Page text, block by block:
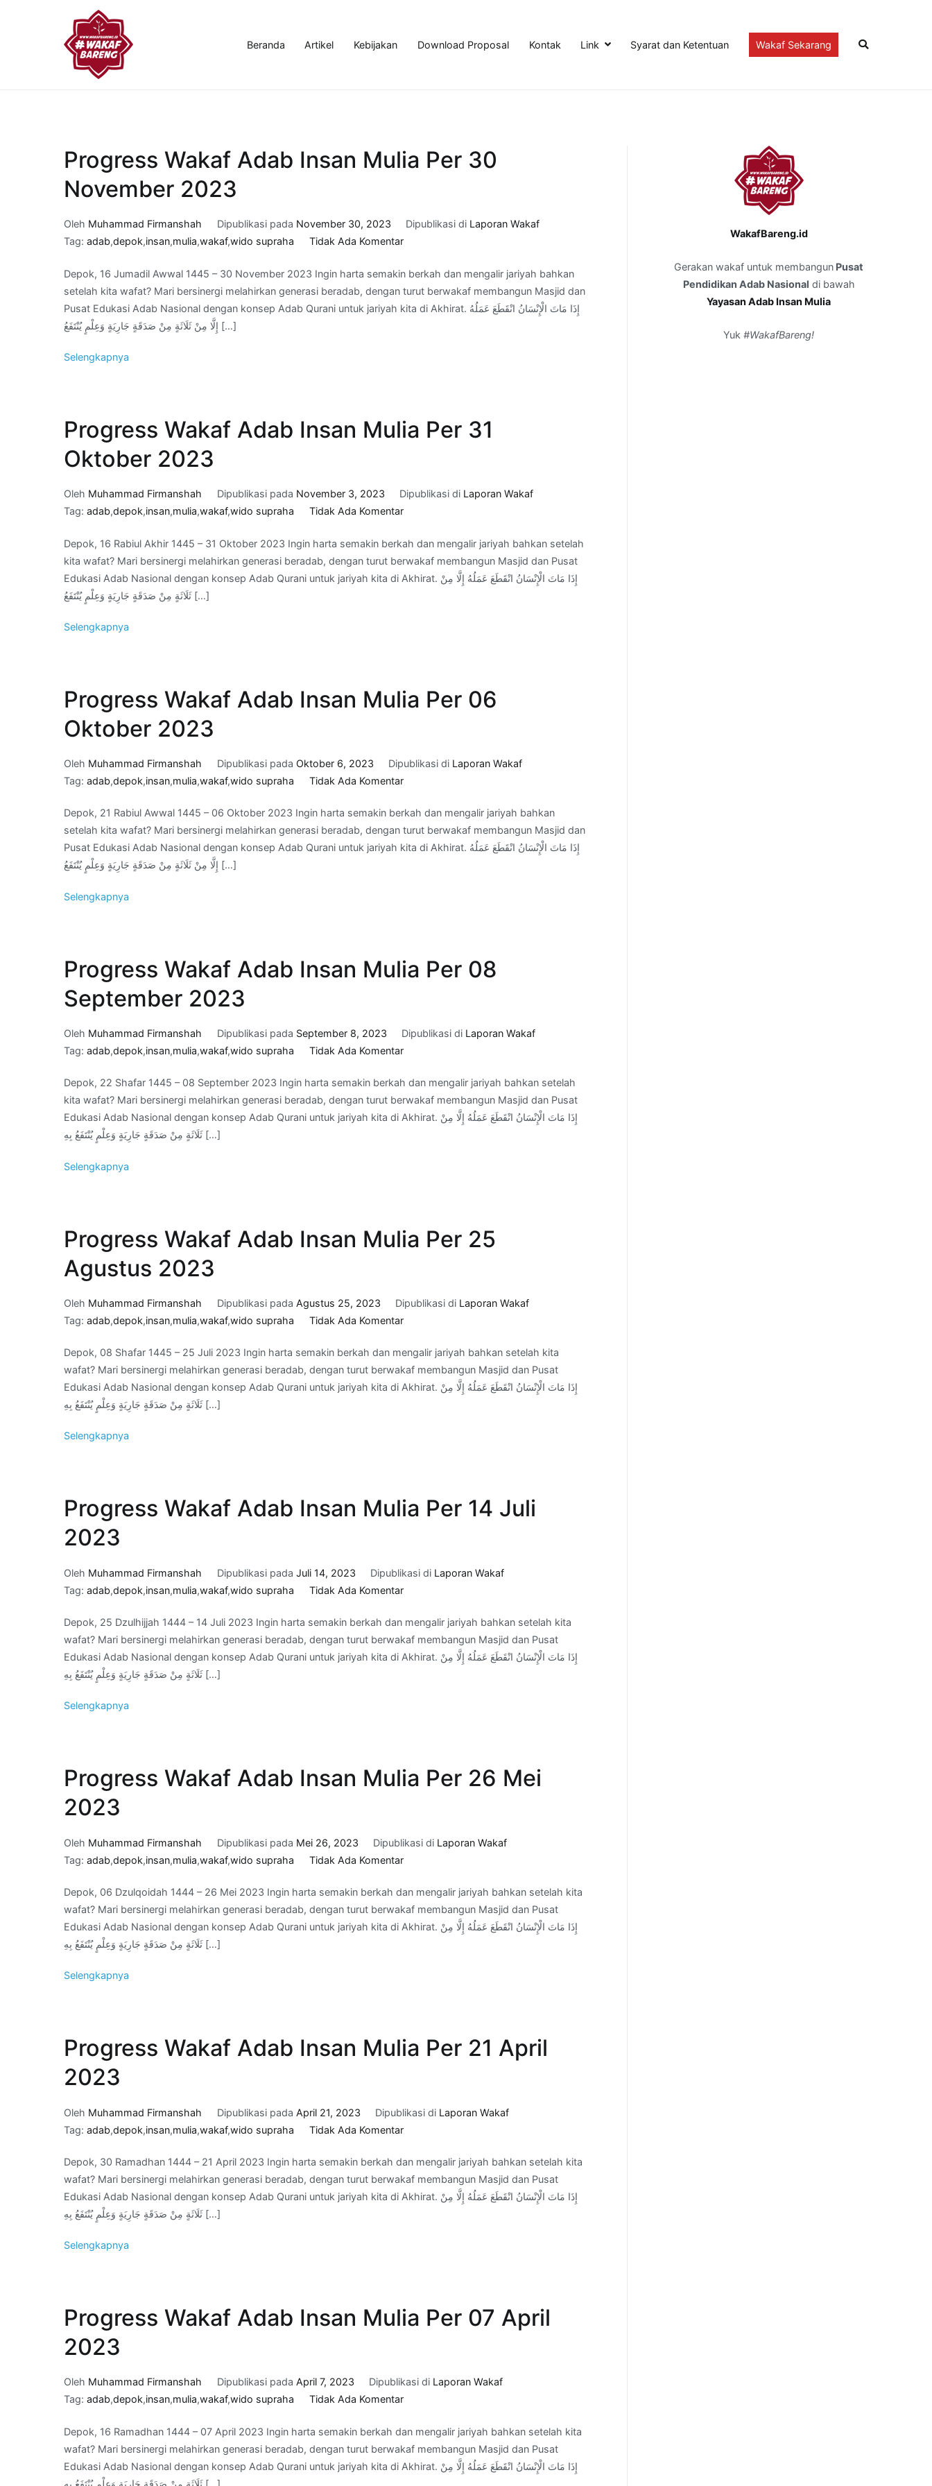
Pusat Pendidikan Adab Nasional
Beranda Artikel Kebijakan Download Proposal Kontak Link Syarat dan Ketentuan Wakaf Sekarang
Progress Wakaf Adab Insan Mulia Per 30
November 2023
Oleh Muhammad Firmanshah Dipublikasi pada November 30, 2023 Dipublikasi di Laporan Wakaf
Tag: adab,depok,insan,mulia,wakaf,wido supraha Tidak Ada Komentarpada
Wakaf
Adab
Insan
Depok, 16 Jumadil Awwal 1445 – 30 November 2023 Ingin harta semakin berkah dan mengalir jariyah bahkan
setelah kita wafat? Mari bersinergi melahirkan generasi beradab, dengan turut berwakaf membangun Masjid dan
Pusat Edukasi Adab Nasional dengan konsep Adab Qurani untuk jariyah kita di Akhirat. إِذَا مَاتَ الْإِنْسَانُ انْقَطَعَ عَمَلُهُ
إِلَّا مِنْ ثَلَاثَةٍ مِنْ صَدَقَةٍ جَارِيَةٍ وَعِلْمٍ يُنْتَفَعُ […]
Selengkapnya
Progress Wakaf Adab Insan Mulia Per 31
Oktober 2023
Oleh Muhammad Firmanshah Dipublikasi pada November 3, 2023 Dipublikasi di Laporan Wakaf
Tag: adab,depok,insan,mulia,wakaf,wido supraha Tidak Ada Komentarpada
Wakaf
Adab
Insan
Depok, 16 Rabiul Akhir 1445 – 31 Oktober 2023 Ingin harta semakin berkah dan mengalir jariyah bahkan setelah
kita wafat? Mari bersinergi melahirkan generasi beradab, dengan turut berwakaf membangun Masjid dan Pusat
Edukasi Adab Nasional dengan konsep Adab Qurani untuk jariyah kita di Akhirat. إِذَا مَاتَ الْإِنْسَانُ انْقَطَعَ عَمَلُهُ إِلَّا مِنْ
ثَلَاثَةٍ مِنْ صَدَقَةٍ جَارِيَةٍ وَعِلْمٍ يُنْتَفَعُ […]
Selengkapnya
Progress Wakaf Adab Insan Mulia Per 06
Oktober 2023
Oleh Muhammad Firmanshah Dipublikasi pada Oktober 6, 2023 Dipublikasi di Laporan Wakaf
Tag: adab,depok,insan,mulia,wakaf,wido supraha Tidak Ada Komentarpada
Wakaf
Adab
Insan
Depok, 21 Rabiul Awwal 1445 – 06 Oktober 2023 Ingin harta semakin berkah dan mengalir jariyah bahkan
setelah kita wafat? Mari bersinergi melahirkan generasi beradab, dengan turut berwakaf membangun Masjid dan
Pusat Edukasi Adab Nasional dengan konsep Adab Qurani untuk jariyah kita di Akhirat. إِذَا مَاتَ الْإِنْسَانُ انْقَطَعَ عَمَلُهُ
إِلَّا مِنْ ثَلَاثَةٍ مِنْ صَدَقَةٍ جَارِيَةٍ وَعِلْمٍ يُنْتَفَعُ […]
Selengkapnya
Progress Wakaf Adab Insan Mulia Per 08
September 2023
Oleh Muhammad Firmanshah Dipublikasi pada September 8, 2023 Dipublikasi di Laporan Wakaf
Tag: adab,depok,insan,mulia,wakaf,wido supraha Tidak Ada Komentarpada
Wakaf
Adab
Insan
Depok, 22 Shafar 1445 – 08 September 2023 Ingin harta semakin berkah dan mengalir jariyah bahkan setelah
kita wafat? Mari bersinergi melahirkan generasi beradab, dengan turut berwakaf membangun Masjid dan Pusat
Edukasi Adab Nasional dengan konsep Adab Qurani untuk jariyah kita di Akhirat. إِذَا مَاتَ الْإِنْسَانُ انْقَطَعَ عَمَلُهُ إِلَّا مِنْ
ثَلَاثَةٍ مِنْ صَدَقَةٍ جَارِيَةٍ وَعِلْمٍ يُنْتَفَعُ بِهِ […]
Selengkapnya
Progress Wakaf Adab Insan Mulia Per 25
Agustus 2023
Oleh Muhammad Firmanshah Dipublikasi pada Agustus 25, 2023 Dipublikasi di Laporan Wakaf
Tag: adab,depok,insan,mulia,wakaf,wido supraha Tidak Ada Komentarpada
Wakaf
Adab
Insan
Depok, 08 Shafar 1445 – 25 Juli 2023 Ingin harta semakin berkah dan mengalir jariyah bahkan setelah kita
wafat? Mari bersinergi melahirkan generasi beradab, dengan turut berwakaf membangun Masjid dan Pusat
Edukasi Adab Nasional dengan konsep Adab Qurani untuk jariyah kita di Akhirat. إِذَا مَاتَ الْإِنْسَانُ انْقَطَعَ عَمَلُهُ إِلَّا مِنْ
ثَلَاثَةٍ مِنْ صَدَقَةٍ جَارِيَةٍ وَعِلْمٍ يُنْتَفَعُ بِهِ […]
Selengkapnya
Progress Wakaf Adab Insan Mulia Per 14 Juli
2023
Oleh Muhammad Firmanshah Dipublikasi pada Juli 14, 2023 Dipublikasi di Laporan Wakaf
Tag: adab,depok,insan,mulia,wakaf,wido supraha Tidak Ada Komentarpada
Wakaf
Adab
Insan
Depok, 25 Dzulhijjah 1444 – 14 Juli 2023 Ingin harta semakin berkah dan mengalir jariyah bahkan setelah kita
wafat? Mari bersinergi melahirkan generasi beradab, dengan turut berwakaf membangun Masjid dan Pusat
Edukasi Adab Nasional dengan konsep Adab Qurani untuk jariyah kita di Akhirat. إِذَا مَاتَ الْإِنْسَانُ انْقَطَعَ عَمَلُهُ إِلَّا مِنْ
ثَلَاثَةٍ مِنْ صَدَقَةٍ جَارِيَةٍ وَعِلْمٍ يُنْتَفَعُ بِهِ […]
Selengkapnya
Progress Wakaf Adab Insan Mulia Per 26 Mei
2023
Oleh Muhammad Firmanshah Dipublikasi pada Mei 26, 2023 Dipublikasi di Laporan Wakaf
Tag: adab,depok,insan,mulia,wakaf,wido supraha Tidak Ada Komentarpada
Wakaf
Adab
Insan
Depok, 06 Dzulqoidah 1444 – 26 Mei 2023 Ingin harta semakin berkah dan mengalir jariyah bahkan setelah kita
wafat? Mari bersinergi melahirkan generasi beradab, dengan turut berwakaf membangun Masjid dan Pusat
Edukasi Adab Nasional dengan konsep Adab Qurani untuk jariyah kita di Akhirat. إِذَا مَاتَ الْإِنْسَانُ انْقَطَعَ عَمَلُهُ إِلَّا مِنْ
ثَلَاثَةٍ مِنْ صَدَقَةٍ جَارِيَةٍ وَعِلْمٍ يُنْتَفَعُ بِهِ […]
Selengkapnya
Progress Wakaf Adab Insan Mulia Per 21 April
2023
Oleh Muhammad Firmanshah Dipublikasi pada April 21, 2023 Dipublikasi di Laporan Wakaf
Tag: adab,depok,insan,mulia,wakaf,wido supraha Tidak Ada Komentarpada
Wakaf
Adab
Insan
Depok, 30 Ramadhan 1444 – 21 April 2023 Ingin harta semakin berkah dan mengalir jariyah bahkan setelah kita
wafat? Mari bersinergi melahirkan generasi beradab, dengan turut berwakaf membangun Masjid dan Pusat
Edukasi Adab Nasional dengan konsep Adab Qurani untuk jariyah kita di Akhirat. إِذَا مَاتَ الْإِنْسَانُ انْقَطَعَ عَمَلُهُ إِلَّا مِنْ
ثَلَاثَةٍ مِنْ صَدَقَةٍ جَارِيَةٍ وَعِلْمٍ يُنْتَفَعُ بِهِ […]
Selengkapnya
Progress Wakaf Adab Insan Mulia Per 07 April
2023
Oleh Muhammad Firmanshah Dipublikasi pada April 7, 2023 Dipublikasi di Laporan Wakaf
Tag: adab,depok,insan,mulia,wakaf,wido supraha Tidak Ada Komentarpada
Wakaf
Adab
Insan
Depok, 16 Ramadhan 1444 – 07 April 2023 Ingin harta semakin berkah dan mengalir jariyah bahkan setelah kita
wafat? Mari bersinergi melahirkan generasi beradab, dengan turut berwakaf membangun Masjid dan Pusat
Edukasi Adab Nasional dengan konsep Adab Qurani untuk jariyah kita di Akhirat. إِذَا مَاتَ الْإِنْسَانُ انْقَطَعَ عَمَلُهُ إِلَّا مِنْ
ثَلَاثَةٍ مِنْ صَدَقَةٍ جَارِيَةٍ وَعِلْمٍ يُنْتَفَعُ بِهِ […]
WakafBareng.id
Gerakan wakaf untuk membangun Pusat
Pendidikan Adab Nasional di bawah
Yayasan Adab Insan Mulia
Yuk #WakafBareng!